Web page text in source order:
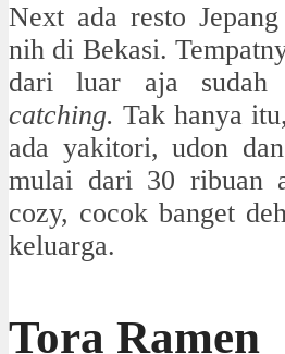
Next ada resto
nih di Bekasi.
dari luar aja
catching. Tak hanya
ada yakitori, udon
mulai dari 30 ribuan
cozy, cocok banget
keluarga.
Tora Ramen